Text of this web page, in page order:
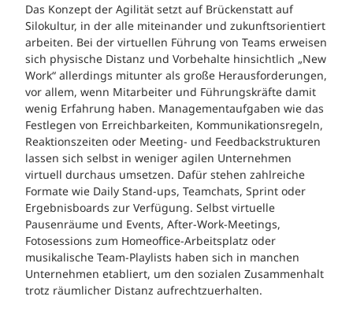
Das Konzept der Agilität setzt auf Brückenstatt auf
Silokultur, in der alle miteinander und zukunftsorientiert
arbeiten. Bei der virtuellen Führung von Teams erweisen
sich physische Distanz und Vorbehalte hinsichtlich „New
Work“ allerdings mitunter als große Herausforderungen,
vor allem, wenn Mitarbeiter und Führungskräfte damit
wenig Erfahrung haben. Managementaufgaben wie das
Festlegen von Erreichbarkeiten, Kommunikationsregeln,
Reaktionszeiten oder Meeting- und Feedbackstrukturen
lassen sich selbst in weniger agilen Unternehmen
virtuell durchaus umsetzen. Dafür stehen zahlreiche
Formate wie Daily Stand-ups, Teamchats, Sprint oder
Ergebnisboards zur Verfügung. Selbst virtuelle
Pausenräume und Events, After-Work-Meetings,
Fotosessions zum Homeoffice-Arbeitsplatz oder
musikalische Team-Playlists haben sich in manchen
Unternehmen etabliert, um den sozialen Zusammenhalt
trotz räumlicher Distanz aufrechtzuerhalten.